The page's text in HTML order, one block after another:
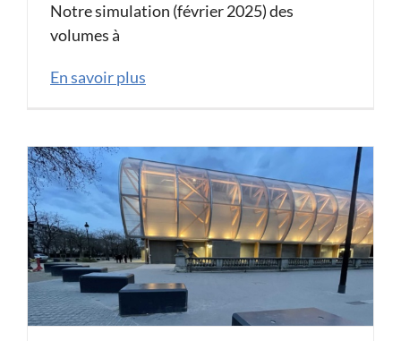
Notre simulation (février 2025) des
volumes à
En savoir plus